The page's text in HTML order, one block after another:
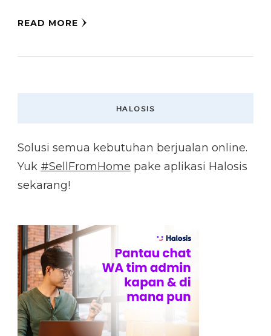
READ MORE
HALOSIS
Solusi semua kebutuhan berjualan online.
Yuk #SellFromHome pake aplikasi Halosis
sekarang!